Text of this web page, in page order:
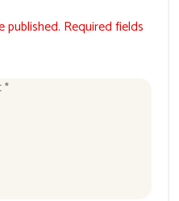
Required fields